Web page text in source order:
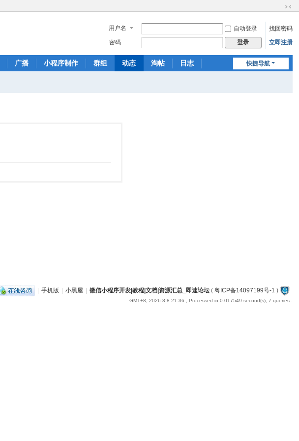
换
到
窄
用户名 自动登录
找回密码
密码
登录 立即注册
快捷导航
广播 小程序制作 群组 动态 淘帖
日志
| 手机版 | 小黑屋 | 微信小程序开发|教程|文档|资源汇总_即速论坛( 粤ICP备14097199号-1 )
GMT+8, 2026-8-8 21:36 , Processed in 0.017549 second(s), 7 queries .